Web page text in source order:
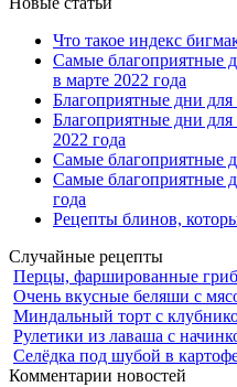
Что такое индекс
Самые благоприятные
в марте 2022 года
Благоприятные дни
Благоприятные дни
2022 года
Самые благоприятные
Самые благоприятные
года
Рецепты блинов,
Случайные рецепты
Перцы, фаршированные
Очень вкусные беляши с
Миндальный торт с
Рулетики из лаваша с
Селёдка под шубой в
Комментарии новостей